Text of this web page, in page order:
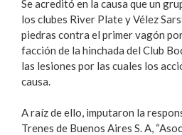
Se acreditó en la causa que un
los clubes River Plate y Vélez
piedras contra el primer vagón
facción de la hinchada del Club
las lesiones por las cuales los
causa.
A raíz de ello, imputaron la
Trenes de Buenos Aires S. A,